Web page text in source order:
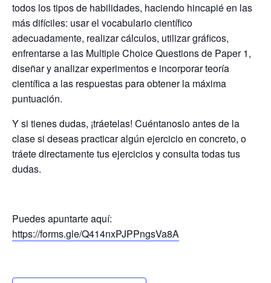
todos los tipos de habilidades, haciendo hincapié en las
más difíciles: usar el vocabulario científico
adecuadamente, realizar cálculos, utilizar gráficos,
enfrentarse a las Multiple Choice Questions de Paper 1,
diseñar y analizar experimentos e incorporar teoría
científica a las respuestas para obtener la máxima
puntuación.
Y si tienes dudas, ¡tráetelas! Cuéntanoslo antes de la
clase si deseas practicar algún ejercicio en concreto, o
tráete directamente tus ejercicios y consulta todas tus
dudas.
Puedes apuntarte aquí:
https://forms.gle/Q414nxPJPPngsVa8A